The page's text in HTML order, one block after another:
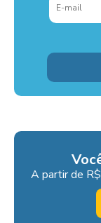
A partir de